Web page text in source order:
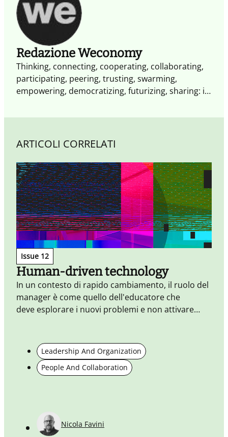
Redazione Weconomy
Thinking, connecting, cooperating, collaborating,
participating, peering, trusting, swarming,
empowering, democratizing, futurizing, sharing: il
il XXI secolo è il secolo dell'impresa collaborativa.
dell'economia del Noi: più aperta, più
condivisione, reputazione e collaborazione.
ARTICOLI CORRELATI
Issue 12
Human-driven technology
In un contesto di rapido cambiamento, il ruolo del
manager è come quello dell'educatore che
deve esplorare i nuovi problemi e non attivare
Leadership And Organization
People And Collaboration
Nicola Favini